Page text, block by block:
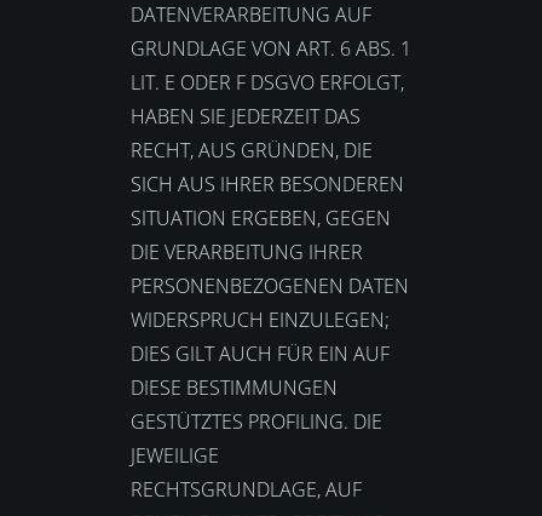
DATENVERARBEITUNG AUF
GRUNDLAGE VON ART. 6 ABS. 1
LIT. E ODER F DSGVO ERFOLGT,
HABEN SIE JEDERZEIT DAS
RECHT, AUS GRÜNDEN, DIE
SICH AUS IHRER BESONDEREN
SITUATION ERGEBEN, GEGEN
DIE VERARBEITUNG IHRER
PERSONENBEZOGENEN DATEN
WIDERSPRUCH EINZULEGEN;
DIES GILT AUCH FÜR EIN AUF
DIESE BESTIMMUNGEN
GESTÜTZTES PROFILING. DIE
JEWEILIGE
RECHTSGRUNDLAGE, AUF